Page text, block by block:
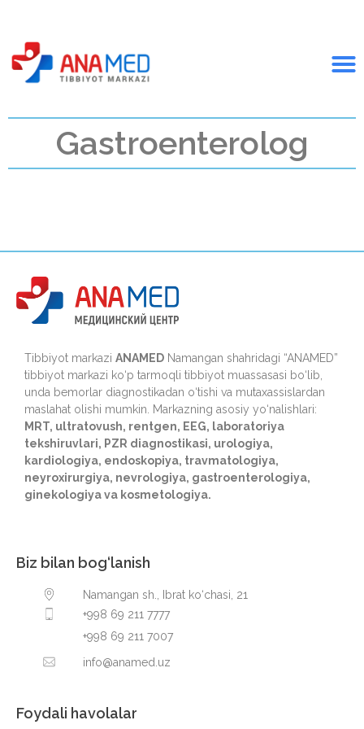
Gastroenterolog
Tibbiyot markazi ANAMED Namangan shahridagi “ANAMED”
tibbiyot markazi ko‘p tarmoqli tibbiyot muassasasi bo‘lib,
unda bemorlar diagnostikadan o‘tishi va mutaxassislardan
maslahat olishi mumkin. Markazning asosiy yo‘nalishlari:
MRT, ultratovush, rentgen, EEG, laboratoriya
tekshiruvlari, PZR diagnostikasi, urologiya,
kardiologiya, endoskopiya, travmatologiya,
neyroxirurgiya, nevrologiya, gastroenterologiya,
ginekologiya va kosmetologiya.
Biz bilan bog‘lanish
Namangan sh., Ibrat ko‘chasi, 21
+998 69 211 7777
+998 69 211 7007
info@anamed.uz
Foydali havolalar